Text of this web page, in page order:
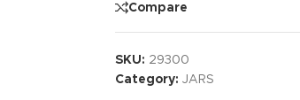
Compare
SKU: 29300
Category: JARS